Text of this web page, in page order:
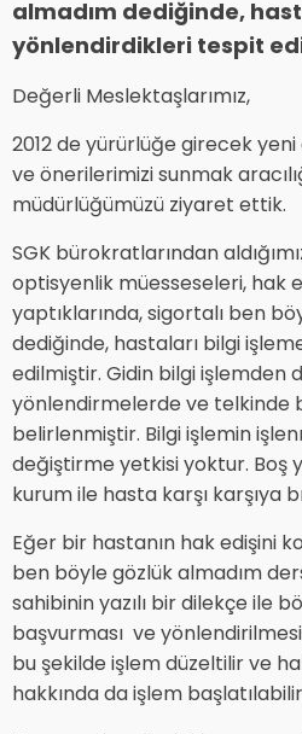
almadım dediğinde,
yönlendirdikleri tespit
Değerli Meslektaşlarımız,
2012 de yürürlüğe girecek
ve önerilerimizi sunmak
müdürlüğümüzü ziyaret ettik.
SGK bürokratlarından
optisyenlik müesseseleri, hak
yaptıklarında, sigortalı ben
dediğinde, hastaları bilgi
edilmiştir. Gidin bilgi işlemden
yönlendirmelerde ve telkinde
belirlenmiştir. Bilgi işlemin
değiştirme yetkisi yoktur. Boş
kurum ile hasta karşı karşıya
Eğer bir hastanın hak edişini
ben böyle gözlük almadım
sahibinin yazılı bir dilekçe ile
başvurması ve
bu şekilde işlem düzeltilir ve
hakkında da işlem